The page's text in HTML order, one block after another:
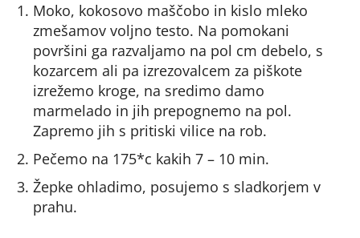
Moko, kokosovo maščobo in kislo mleko
zmešamov voljno testo. Na pomokani
površini ga razvaljamo na pol cm debelo, s
kozarcem ali pa izrezovalcem za piškote
izrežemo kroge, na sredimo damo
marmelado in jih prepognemo na pol.
Zapremo jih s pritiski vilice na rob.
Pečemo na 175*c kakih 7 – 10 min.
Žepke ohladimo, posujemo s sladkorjem v
prahu.